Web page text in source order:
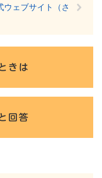
ウェブサイト（さ
きは
回答